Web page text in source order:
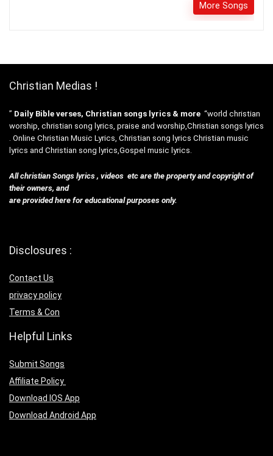
More Songs
Christian Medias !
” Daily Bible verses, Christian songs lyrics & more “world christian
worship, christian song lyrics, praise and worship,Christian songs lyrics
. Online Christian Music Lyrics, Christian song lyrics Christian music
lyrics and Christian song lyrics,Gospel music lyrics.
All christian Songs lyrics , videos etc are the property and copyright of
their owners, and
are provided here for educational purposes only.
Disclosures :
Contact Us
privacy policy
Terms & Con
Helpful Links
Submit Songs
Affiliate Policy
Download IOS App
Download Android App